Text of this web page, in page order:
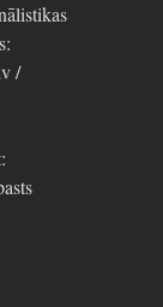
/